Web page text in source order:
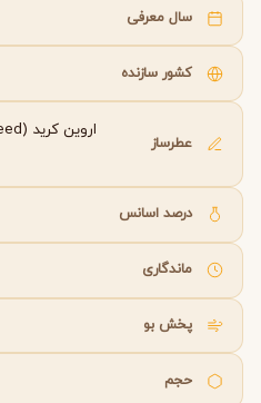
سال معرفی
کشور سازنده
عطرساز
اروین کرید (Erwin Creed)
درصد اسانس
ماندگاری
پخش بو
حجم